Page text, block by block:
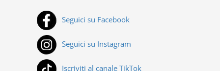
Seguici su Facebook
Seguici su Instagram
Iscriviti al canale TikTok